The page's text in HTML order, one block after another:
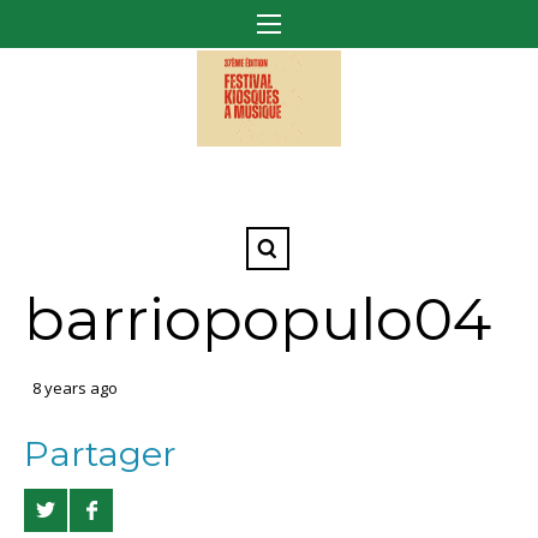
barriopopulo04
8 years ago
Partager